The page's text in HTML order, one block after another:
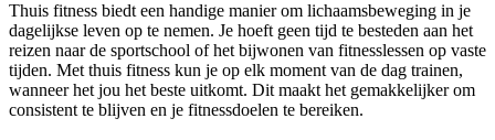
Thuis fitness biedt een handige manier om lichaamsbeweging in je
dagelijkse leven op te nemen. Je hoeft geen tijd te besteden aan het
reizen naar de sportschool of het bijwonen van fitnesslessen op vaste
tijden. Met thuis fitness kun je op elk moment van de dag trainen,
wanneer het jou het beste uitkomt. Dit maakt het gemakkelijker om
consistent te blijven en je fitnessdoelen te bereiken.